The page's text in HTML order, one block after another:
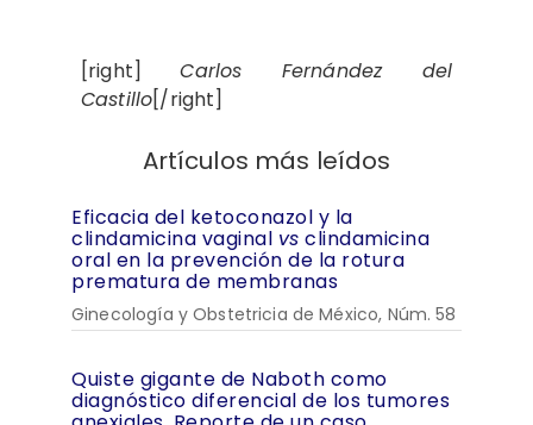
[right]Carlos Fernández del
Castillo[/right]
Artículos más leídos
Eficacia del ketoconazol y la
clindamicina vaginal vs clindamicina
oral en la prevención de la rotura
prematura de membranas
Ginecología y Obstetricia de México, Núm. 58
Quiste gigante de Naboth como
diagnóstico diferencial de los tumores